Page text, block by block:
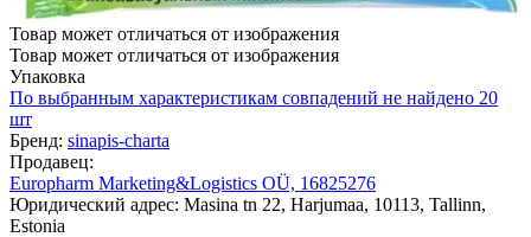
Товар может отличаться от изображения
Товар может отличаться от изображения
Упаковка
По выбранным характеристикам совпадений не найдено 20
шт
Бренд: sinapis-charta
Продавец:
Europharm Marketing&Logistics OÜ, 16825276
Юридический адрес: Masina tn 22, Harjumaa, 10113, Tallinn,
Estonia